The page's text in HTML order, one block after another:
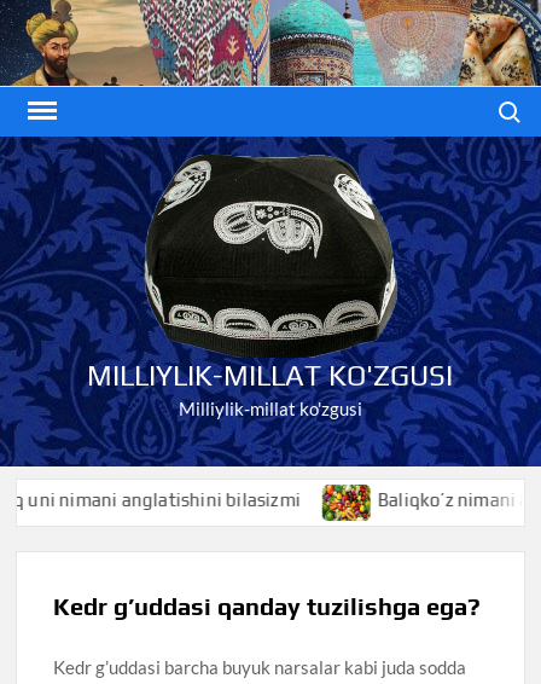
Skip
to
content
MILLIYLIK-MILLAT KO'ZGUSI
Milliylik-millat ko'zgusi
nimani anglatishini bilasizmi Baliqko’z nimani
Kedr g’uddasi qanday tuzilishga ega?
Kedr g’uddasi barcha buyuk narsalar kabi juda sodda